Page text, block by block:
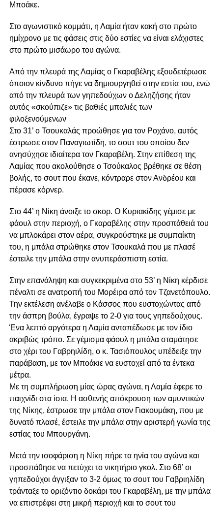
Μποάκε.
Στο αγωνιστικό κομμάτι, η Λαμία ήταν κακή στο πρώτο
ημίχρονο με τις φάσεις στις δύο εστίες να είναι ελάχιστες
στο πρώτο μισάωρο του αγώνα.
Από την πλευρά της Λαμίας ο Γκαραβέλης εξουδετέρωσε
όποιον κίνδυνο πήγε να δημιουργηθεί στην εστία του, ενώ
από την πλευρά των γηπεδούχων ο Δεληζήσης ήταν
αυτός «σκούπιζε» τις βαθιές μπαλιές των
φιλοξενούμενων
Στο 31’ ο Τσουκαλάς προώθησε για τον Ροχάνο, αυτός
έστρωσε στον Παναγιωτίδη, το σουτ του οποίου δεν
ανησύχησε ιδιαίτερα τον Γκαραβέλη. Στην επίθεση της
Λαμίας που ακολούθησε ο Τσούκαλος βρέθηκε σε θέση
βολής, το σουτ που έκανε, κόντραρε στον Ανδρέου και
πέρασε κόρνερ.
Στο 44’ η Νίκη άνοιξε το σκορ. Ο Κυριακίδης γέμισε με
φάουλ στην περιοχή, ο Γκαραβέλης στην προσπάθειά του
να μπλοκάρει στον αέρα, συγκρούστηκε με συμπαίκτη
του, η μπάλα στρώθηκε στον Τσουκαλά που με πλασέ
έστειλε την μπάλα στην ανυπεράσπιστη εστία.
Στην επανάληψη και συγκεκριμένα στο 53’ η Νίκη κέρδισε
πέναλτι σε ανατροπή του Μορέιρα από τον Τζανετόπουλο.
Την εκτέλεση ανέλαβε ο Κάσσος που ευστοχώντας από
την άσπρη βούλα, έγραψε το 2-0 για τους γηπεδούχους.
Ένα λεπτό αργότερα η Λαμία ανταπέδωσε με τον ίδιο
ακριβώς τρόπο. Σε γέμισμα φάουλ η μπάλα σταμάτησε
στο χέρι του Γαβρηιλίδη, ο κ. Τασιόπουλος υπέδειξε την
παράβαση, με τον Μποάκιε να ευστοχεί από τα έντεκα
μέτρα.
Με τη συμπλήρωση μίας ώρας αγώνα, η Λαμία έφερε το
παιχνίδι στα ίσια. Η ασθενής απόκρουση των αμυντικών
της Νίκης, έστρωσε την μπάλα στον Γιακουμάκη, που με
δυνατό πλασέ, έστειλε την μπάλα στην αριστερή γωνία της
εστίας του Μπουργάνη.
Μετά την ισοφάριση η Νίκη πήρε τα ηνία του αγώνα και
προσπάθησε να πετύχει το νικητήριο γκολ. Στο 68’ οι
γηπεδούχοι άγγιξαν το 3-2 όμως το σουτ του Γαβριηλίδη
τράνταξε το οριζόντιο δοκάρι του Γκαραβέλη, με την μπάλα
να επιστρέφει στη μικρή περιοχή και το σουτ του